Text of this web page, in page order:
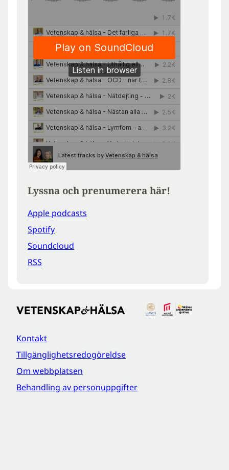
Lyssna och prenumerera här!
Apple podcasts
Spotify
Soundcloud
RSS
Kontakt
Tillgänglighetsredogöreldse
Om webbplatsen
Behandling av personuppgifter